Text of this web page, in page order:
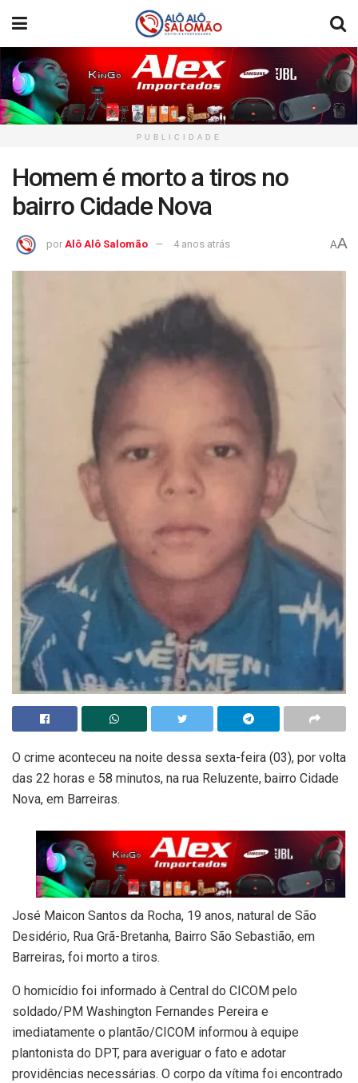
PUBLICIDADE
Homem é morto a tiros no
bairro Cidade Nova
por Alô Alô Salomão 4 anos atrás AA
O crime aconteceu na noite dessa sexta-feira (03), por volta
das 22 horas e 58 minutos, na rua Reluzente, bairro Cidade
Nova, em Barreiras.
José Maicon Santos da Rocha, 19 anos, natural de São
Desidério, Rua Grã-Bretanha, Bairro São Sebastião, em
Barreiras, foi morto a tiros.
O homicídio foi informado à Central do CICOM pelo
soldado/PM Washington Fernandes Pereira e
imediatamente o plantão/CICOM informou à equipe
plantonista do DPT, para averiguar o fato e adotar
providências necessárias. O corpo da vítima foi encontrado